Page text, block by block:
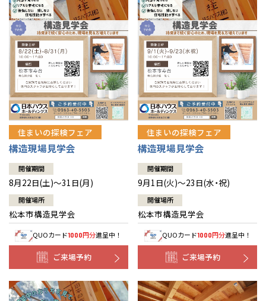
住まいの探検フェア
構造現場見学会
開催期間
8月22日(土)～31日(月)
開催場所
松本市構造見学会
QUOカード1000円分進呈中！
ご来場予約
住まいの探検フェア
構造現場見学会
開催期間
9月1日(火)～23日(水・祝)
開催場所
松本市構造見学会
QUOカード1000円分進呈中！
ご来場予約